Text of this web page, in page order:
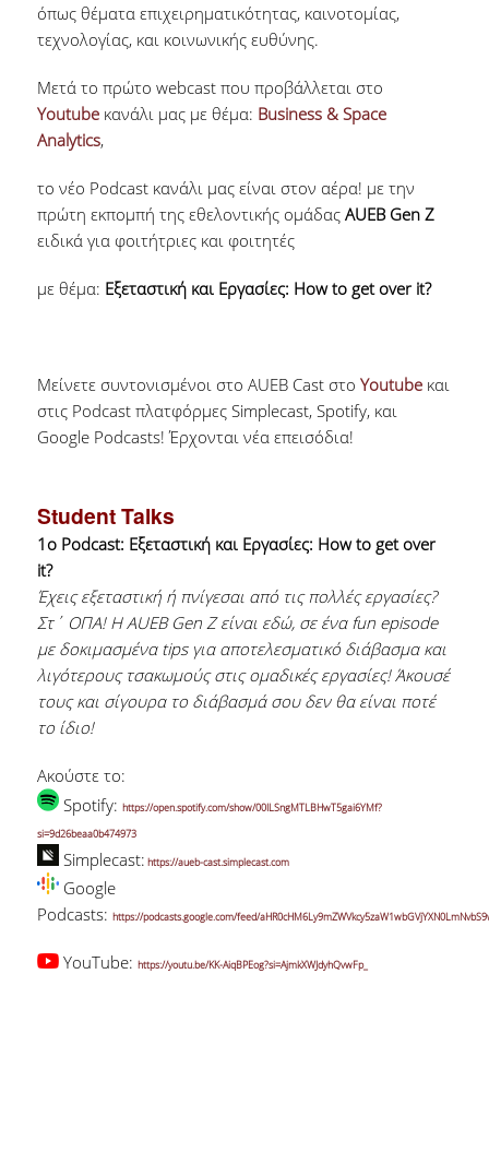
όπως θέματα επιχειρηματικότητας, καινοτομίας,
τεχνολογίας, και κοινωνικής ευθύνης.
Μετά το πρώτο webcast που προβάλλεται στο
Youtubeκανάλι μας με θέμα: Business & Space
Analytics,
το νέο Podcast κανάλι μας είναι στον αέρα! με την
πρώτη εκπομπή της εθελοντικής ομάδας AUEB Gen Z
ειδικά για φοιτήτριες και φοιτητές
με θέμα: Εξεταστική και Εργασίες: How to get over it?
Μείνετε συντονισμένοι στο AUEB Cast στο Youtubeκαι
στις Podcast πλατφόρμες Simplecast, Spotify, και
Google Podcasts! Έρχονται νέα επεισόδια!
Student Talks
1o Podcast: Εξεταστική και Εργασίες: How to get over
it?
Έχεις εξεταστική ή πνίγεσαι από τις πολλές εργασίες?
Στ΄ ΟΠΑ! Η AUEB Gen Z είναι εδώ, σε ένα fun episode
με δοκιμασμένα tips για αποτελεσματικό διάβασμα και
λιγότερους τσακωμούς στις ομαδικές εργασίες! Άκουσέ
τους και σίγουρα το διάβασμά σου δεν θα είναι ποτέ
το ίδιο!
Ακούστε το:
Spotify: https://open.spotify.com/show/00ILSngMTLBHwT5gai6YMf?
si=9d26beaa0b474973
Simplecast: https://aueb-cast.simplecast.com
Google
Podcasts: https://podcasts.google.com/feed/
YouTube: https://youtu.be/KK-AiqBPEog?si=AjmkXWJdyhQvwFp_